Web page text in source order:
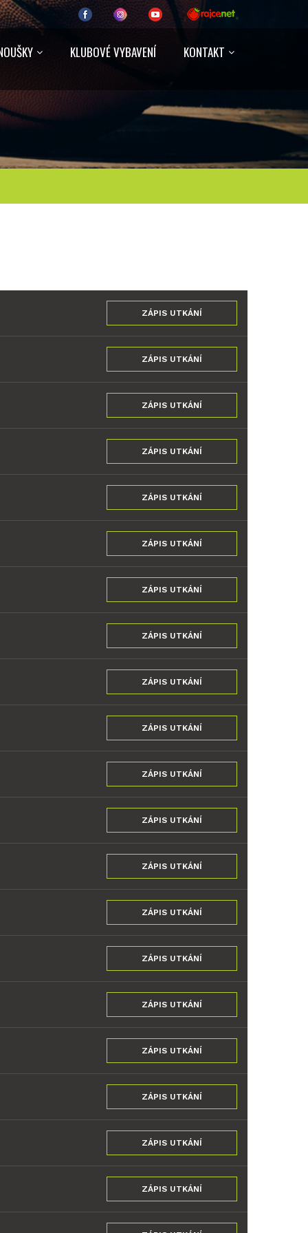
KLUBOVÉ VYBAVENÍ KONTAKT
ZÁPIS UTKÁNÍ
ZÁPIS UTKÁNÍ
ZÁPIS UTKÁNÍ
ZÁPIS UTKÁNÍ
ZÁPIS UTKÁNÍ
ZÁPIS UTKÁNÍ
ZÁPIS UTKÁNÍ
ZÁPIS UTKÁNÍ
ZÁPIS UTKÁNÍ
ZÁPIS UTKÁNÍ
ZÁPIS UTKÁNÍ
ZÁPIS UTKÁNÍ
ZÁPIS UTKÁNÍ
ZÁPIS UTKÁNÍ
ZÁPIS UTKÁNÍ
ZÁPIS UTKÁNÍ
ZÁPIS UTKÁNÍ
ZÁPIS UTKÁNÍ
ZÁPIS UTKÁNÍ
ZÁPIS UTKÁNÍ